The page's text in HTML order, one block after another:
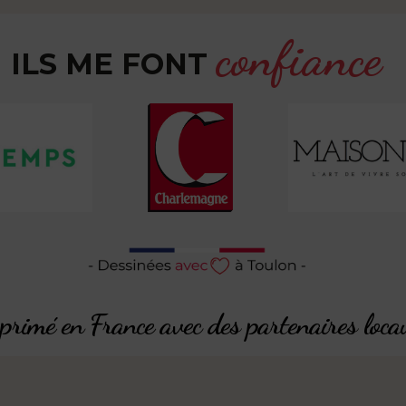
ILS ME FONT confiance
en France avec des partenaires